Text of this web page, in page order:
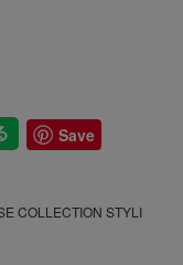
Save
COLLECTION STYLI